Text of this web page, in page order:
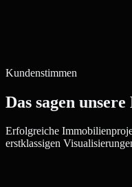
Kundenstimmen
Das sagen
Erfolgreiche
erstklassigen